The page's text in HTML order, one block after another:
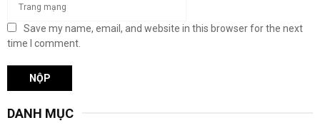
Save my name, email, and website in this browser for the next
time I comment.
DANH MỤC